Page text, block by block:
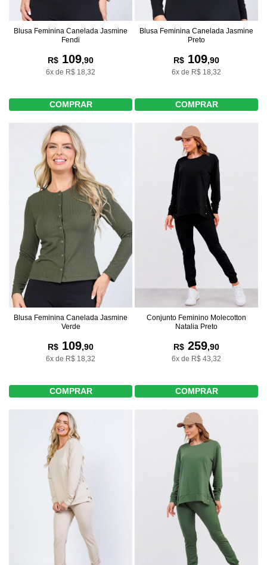
Blusa Feminina Canelada Jasmine
Fendi
R$ 109,90
6x de R$ 18,32
COMPRAR
Blusa Feminina Canelada Jasmine
Preto
R$ 109,90
6x de R$ 18,32
COMPRAR
Blusa Feminina Canelada Jasmine
Verde
R$ 109,90
6x de R$ 18,32
COMPRAR
Conjunto Feminino Molecotton
Natalia Preto
R$ 259,90
6x de R$ 43,32
COMPRAR